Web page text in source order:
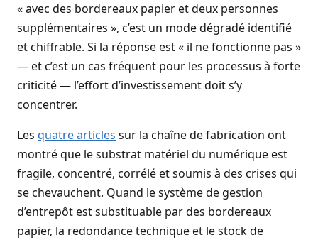
« avec des bordereaux papier et deux personnes
supplémentaires », c’est un mode dégradé identifié
et chiffrable. Si la réponse est « il ne fonctionne pas »
— et c’est un cas fréquent pour les processus à forte
criticité — l’effort d’investissement doit s’y
concentrer.
Les quatre articles sur la chaîne de fabrication ont
montré que le substrat matériel du numérique est
fragile, concentré, corrélé et soumis à des crises qui
se chevauchent. Quand le système de gestion
d’entrepôt est substituable par des bordereaux
papier, la redondance technique et le stock de